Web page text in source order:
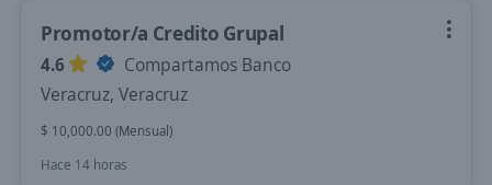
Promotor/a Credito Grupal
4.6
Compartamos Banco
Veracruz, Veracruz
$ 10,000.00 (Mensual)
Hace 14 horas